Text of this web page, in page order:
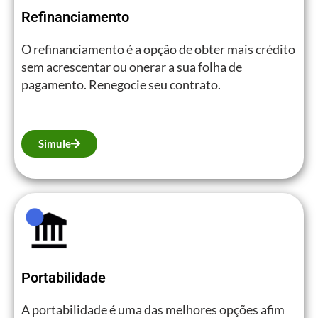
Refinanciamento
O refinanciamento é a opção de obter mais crédito
sem acrescentar ou onerar a sua folha de
pagamento. Renegocie seu contrato.
Simule
Portabilidade
A portabilidade é uma das melhores opções afim